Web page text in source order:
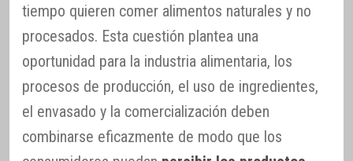
tiempo quieren comer alimentos naturales y no
procesados. Esta cuestión plantea una
oportunidad para la industria alimentaria, los
procesos de producción, el uso de ingredientes,
el envasado y la comercialización deben
combinarse eficazmente de modo que los